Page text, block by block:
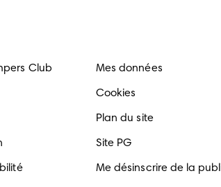
Club Mes données
Cookies
Plan du site
Site PG
Me désinscrire de la